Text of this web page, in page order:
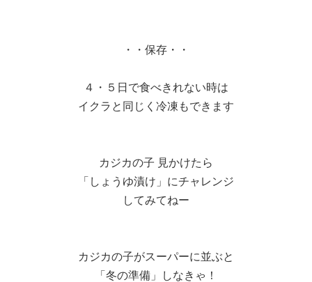
・・保存・・
４・５日で食べきれない時は
イクラと同じく冷凍もできます
カジカの子 見かけたら
「しょうゆ漬け」にチャレンジ
してみてねー
カジカの子がスーパーに並ぶと
「冬の準備」しなきゃ！